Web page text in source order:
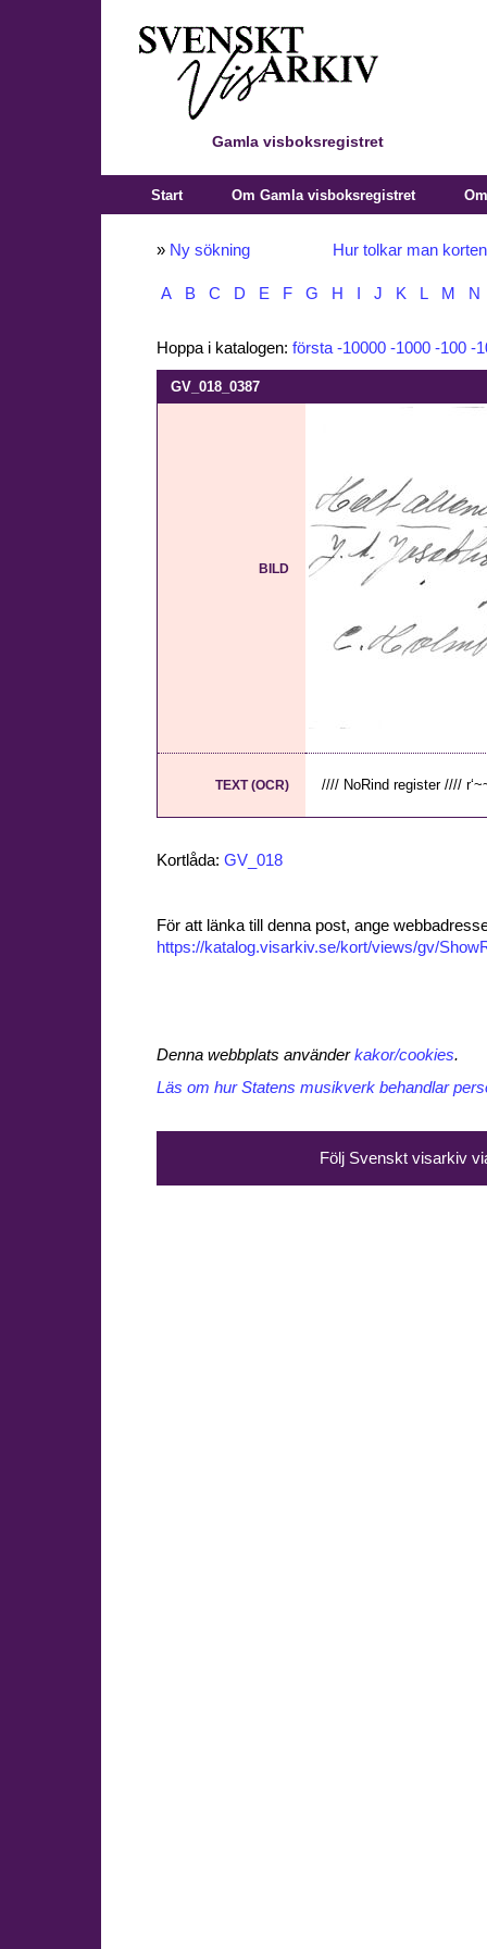
Gamla visboksregistret
Start Om Gamla visboksregistret
» Ny sökning Hur tolkar man
A B C D E F G H J K L M N
Hoppa i katalogen: första -10000 -1000 -100 -
GV_018_0387
BILD
TEXT (OCR) //// NoRind register ////
Kortlåda: GV_018
För att länka till denna post, ange
https://katalog.visarkiv.se/kort/views/gv/
Denna webbplats använderkakor/cookies.
Läs om hur Statens musikverk behandlar
Följ Svenskt visarkiv